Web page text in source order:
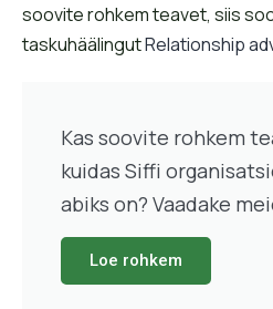
soovite rohkem teavet, siis
taskuhäälingutRelationship
Kas soovite rohkem
kuidas Siffi
abiks on? Vaadake
Loe rohkem